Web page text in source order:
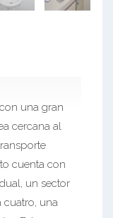
una gran
cercana al
cuenta con
un sector
cuatro, una